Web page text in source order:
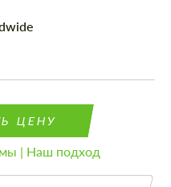
ЦЕНУ
| Наш подход